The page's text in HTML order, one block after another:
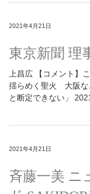
2021年4月21日
東京新聞 理
上昌広 【コメント】
揺らめく聖火 大阪な
と断定できない」
2021年4月21日
斉藤一美 ニ